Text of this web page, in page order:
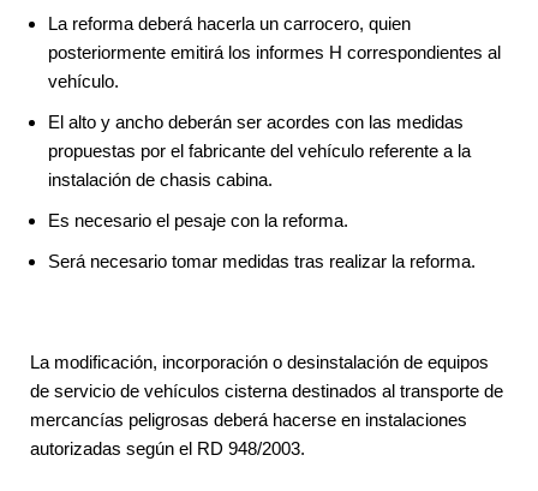
La reforma deberá hacerla un carrocero, quien
posteriormente emitirá los informes H correspondientes al
vehículo.
El alto y ancho deberán ser acordes con las medidas
propuestas por el fabricante del vehículo referente a la
instalación de chasis cabina.
Es necesario el pesaje con la reforma.
Será necesario tomar medidas tras realizar la reforma.
La modificación, incorporación o desinstalación de equipos
de servicio de vehículos cisterna destinados al transporte de
mercancías peligrosas deberá hacerse en instalaciones
autorizadas según el RD 948/2003.